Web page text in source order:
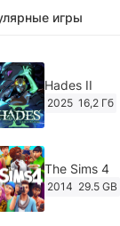
игры
Hades II
2025 16,2 Гб
The Sims 4
2014 29.5 GB